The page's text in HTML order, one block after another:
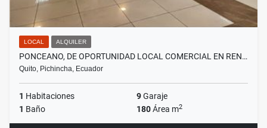
LOCAL ALQUILER
PONCEANO, DE OPORTUNIDAD LOCAL COMERCIAL EN REN…
Quito, Pichincha, Ecuador
1 Habitaciones 9Garaje
1 Baño 180Área m2